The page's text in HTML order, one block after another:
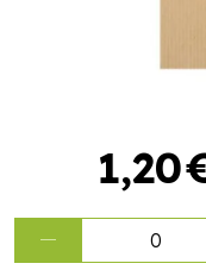
1,20
0